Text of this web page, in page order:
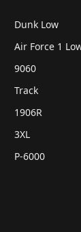
Dunk Low
Air Force 1
9060
Track
1906R
3XL
P-6000